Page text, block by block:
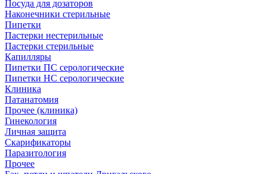
Посуда для дозаторов
Наконечники стерильные
Пипетки
Пастерки нестерильные
Пастерки стерильные
Капилляры
Пипетки ПС серологические
Пипетки НС серологические
Клиника
Патанатомия
Прочее (клиника)
Гинекология
Личная защита
Скарификаторы
Паразитология
Прочее